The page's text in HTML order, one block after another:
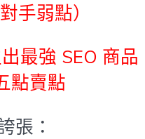
手弱點）
最強 SEO 商品
點賣點
張：